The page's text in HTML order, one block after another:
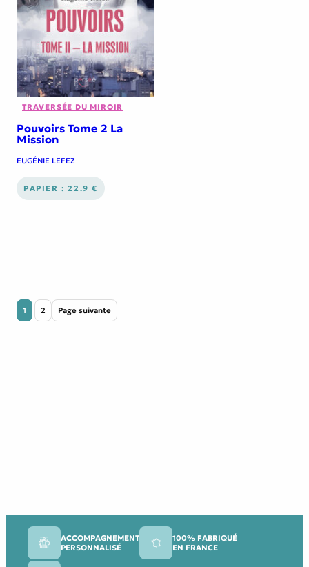
TRAVERSÉE DU MIROIR
Pouvoirs Tome 2 La
Mission
EUGÉNIE LEFEZ
PAPIER : 22.9 €
1 2 Page suivante
ACCOMPAGNEMENT
PERSONNALISÉ
100% FABRIQUÉ
EN FRANCE